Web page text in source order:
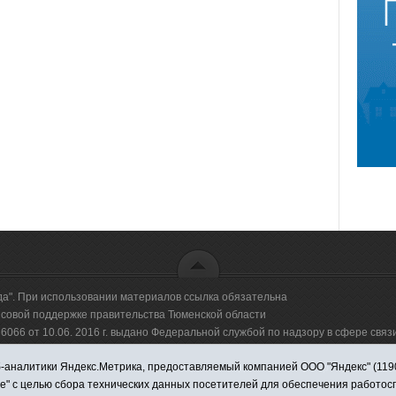
При использовании материалов ссылка обязательна
поддержке правительства Тюменской области
от 10.06. 2016 г. выдано Федеральной службой по надзору в сфере
организация "Информационно-издательский центр "Красная
аналитики Яндекс.Метрика, предоставляемый компанией ООО "Яндекс"
с целью сбора технических данных посетителей для обеспечения